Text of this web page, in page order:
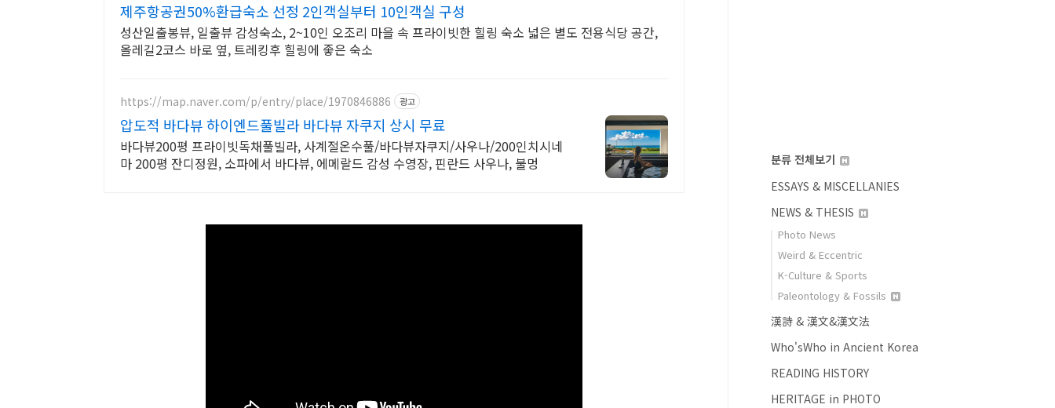
제주항공권50%환급숙소 선정 2인객실부터 10인객실 구성
성산일출봉뷰, 일출뷰 감성숙소, 2~10인 오조리 마을 속 프라이빗한 힐링 숙소 넓은 별도 전용식당 공간,
올레길2코스 바로 옆, 트레킹후 힐링에 좋은 숙소
https://map.naver.com/p/entry/place/1970846886 광고
압도적 바다뷰 하이엔드풀빌라 바다뷰 자쿠지 상시 무료
바다뷰200평 프라이빗독채풀빌라, 사계절온수풀/바다뷰자쿠지/사우나/200인치시네
마 200평 잔디정원, 소파에서 바다뷰, 에메랄드 감성 수영장, 핀란드 사우나, 불멍
분류 전체보기
ESSAYS & MISCELLANIES
NEWS & THESIS
Photo News
Weird & Eccentric
K-Culture & Sports
Paleontology & Fossils
漢詩 & 漢文&漢文法
Who'sWho in Ancient Korea
READING HISTORY
HERITAGE in PHOTO